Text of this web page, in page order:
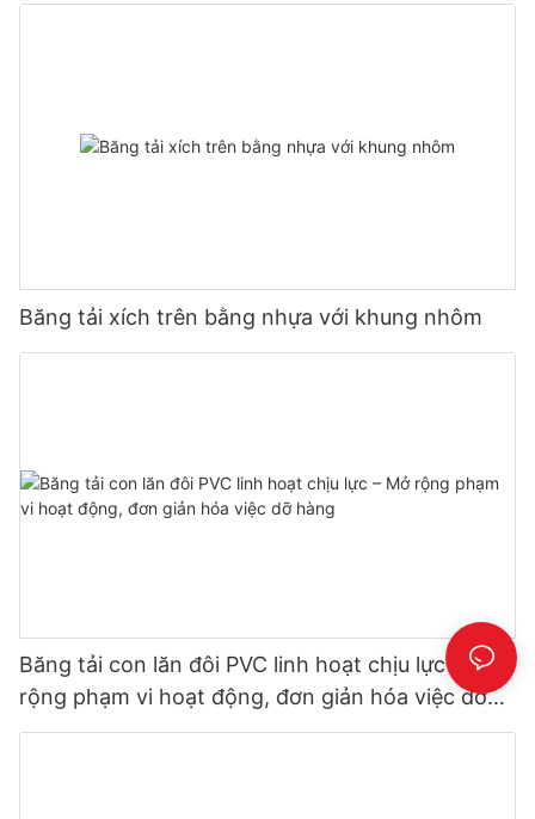
Băng tải xích trên bằng nhựa với khung nhôm
Băng tải con lăn đôi PVC linh hoạt chịu lực – Mở
rộng phạm vi hoạt động, đơn giản hóa việc dỡ
hàng